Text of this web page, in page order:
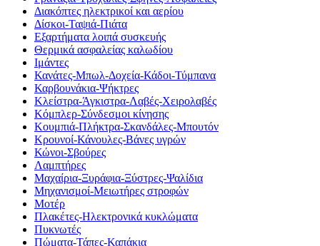
Διακόπτες ηλεκτρικοί και αερίου
Δίσκοι-Ταψιά-Πιάτα
Εξαρτήματα λοιπά συσκευής
Θερμικά ασφαλείας καλωδίου
Ιμάντες
Κανάτες-Μπωλ-Δοχεία-Κάδοι-Τύμπανα
Καρβουνάκια-Ψήκτρες
Κλείστρα-Άγκιστρα-Λαβές-Χειρολαβές
Κόμπλερ-Σύνδεσμοι κίνησης
Κουμπιά-Πλήκτρα-Σκανδάλες-Μπουτόν
Κρουνοί-Κάνουλες-Βάνες υγρών
Κώνοι-Σβούρες
Λαμπτήρες
Μαχαίρια-Ξυράφια-Ξύστρες-Ψαλίδια
Μηχανισμοί-Μειωτήρες στροφών
Μοτέρ
Πλακέτες-Ηλεκτρονικά κυκλώματα
Πυκνωτές
Πώματα-Τάπες-Καπάκια